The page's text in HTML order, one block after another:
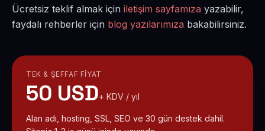
Ücretsiz teklif almak için iletişim sayfamıza yazabilir,
faydalı rehberler için blog yazılarımıza bakabilirsiniz.
TEK & ŞEFFAF FIYAT
50 USD+ KDV / yıl
Alan adı, hosting, SSL, SEO ve 30 gün destek dahil.